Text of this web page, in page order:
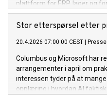
plattform for ERP, lager og
Stor etterspørsel etter
20.4.2026 07:00:00 CEST |
Columbus og Microsoft har
arrangementer i april om
interessen tyder på at
opplæring i hvordan AI